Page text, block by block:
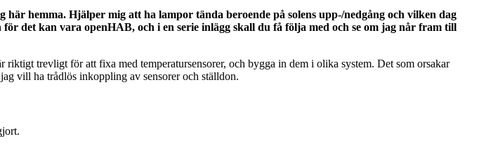
hemma. Hjälper mig att ha lampor tända beroende på solens upp-/nedgång och vilken dag
det kan vara openHAB, och i en serie inlägg skall du få följa med och se om jag når fram till
trevligt för att fixa med temperatursensorer, och bygga in dem i olika system. Det som orsakar
vill ha trådlös inkoppling av sensorer och ställdon.